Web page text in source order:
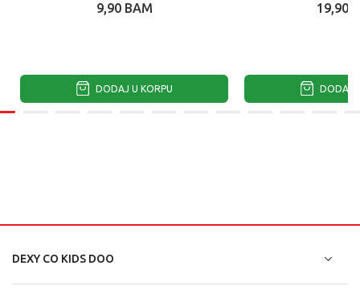
9,90 BAM
DODAJ U KORPU
19,90
DODAJ
DEXY CO KIDS DOO